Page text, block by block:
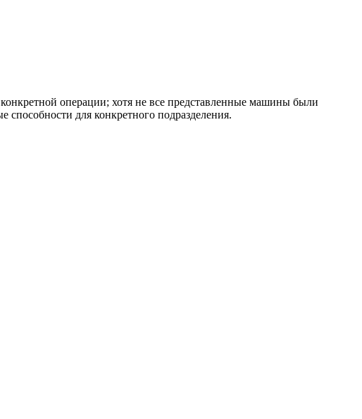
операции; хотя не все представленные машины были
для конкретного подразделения.